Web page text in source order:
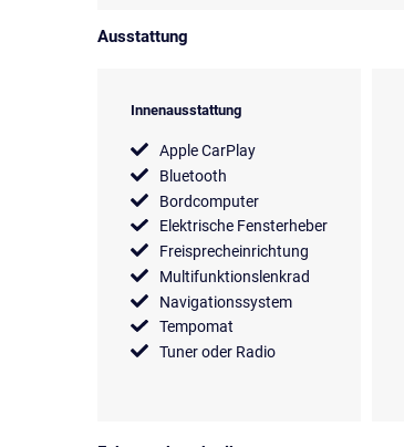
Ausstattung
Innenausstattung
Apple CarPlay
Bluetooth
Bordcomputer
Elektrische Fensterheber
Freisprecheinrichtung
Multifunktionslenkrad
Navigationssystem
Tempomat
Tuner oder Radio